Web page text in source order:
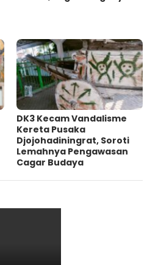
DK3 Kecam Vandalisme
Kereta Pusaka
Djojohadiningrat, Soroti
Lemahnya Pengawasan
Cagar Budaya